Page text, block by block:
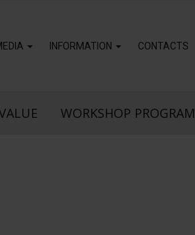
INFORMATION CONTACTS
WORKSHOP PROGRAM